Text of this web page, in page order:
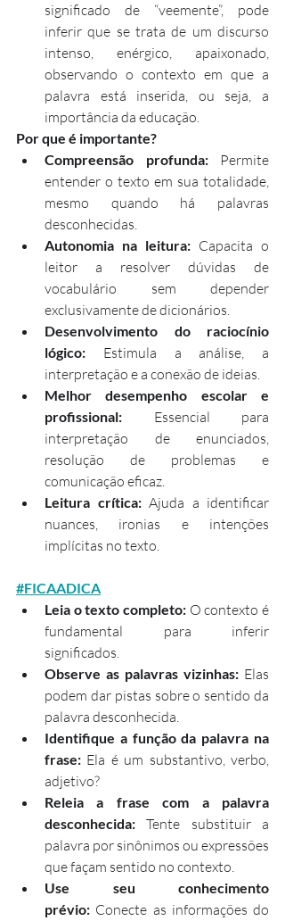
significado de “veemente”, pode
inferir que se trata de um discurso
intenso, enérgico, apaixonado,
observando o contexto em que a
palavra está inserida, ou seja, a
importância da educação.
Por que é importante?
Compreensão profunda: Permite
entender o texto em sua totalidade,
mesmo quando há palavras
desconhecidas.
Autonomia na leitura: Capacita o
leitor a resolver dúvidas de
vocabulário sem depender
exclusivamente de dicionários.
Desenvolvimento do raciocínio
lógico: Estimula a análise, a
interpretação e a conexão de ideias.
Melhor desempenho escolar e
profissional: Essencial para
interpretação de enunciados,
resolução de problemas e
comunicação eficaz.
Leitura crítica: Ajuda a identificar
nuances, ironias e intenções
implícitas no texto.
#FICAADICA
Leia o texto completo: O contexto é
fundamental para inferir
significados.
Observe as palavras vizinhas: Elas
podem dar pistas sobre o sentido da
palavra desconhecida.
Identifique a função da palavra na
frase: Ela é um substantivo, verbo,
adjetivo?
Releia a frase com a palavra
desconhecida: Tente substituir a
palavra por sinônimos ou expressões
que façam sentido no contexto.
Use seu conhecimento
prévio: Conecte as informações do